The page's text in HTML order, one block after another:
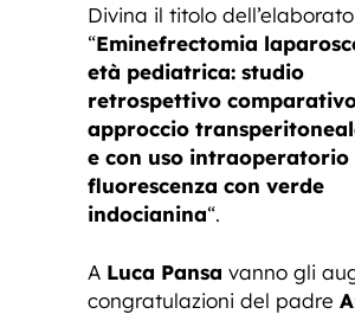
Divina il titolo
“Eminefrectomia
età pediatrica: studio
retrospettivo
approccio
e con uso intraoperatorio
fluorescenza con verde
indocianina“.
A Luca Pansa vanno gli
congratulazioni del padre